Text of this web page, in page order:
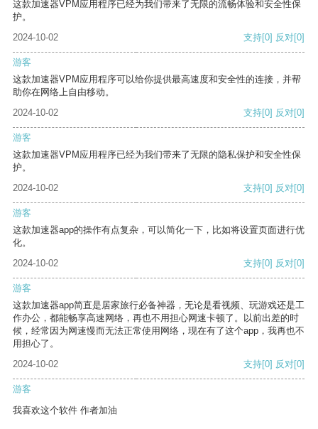
这款加速器VPM应用程序已经为我们带来了无限的流畅体验和安全性保
护。
2024-10-02
支持[0] 反对[0]
游客
这款加速器VPM应用程序可以给你提供最高速度和安全性的连接，并帮
助你在网络上自由移动。
2024-10-02
支持[0] 反对[0]
游客
这款加速器VPM应用程序已经为我们带来了无限的隐私保护和安全性保
护。
2024-10-02
支持[0] 反对[0]
游客
这款加速器app的操作有点复杂，可以简化一下，比如将设置页面进行优
化。
2024-10-02
支持[0] 反对[0]
游客
这款加速器app简直是居家旅行必备神器，无论是看视频、玩游戏还是工
作办公，都能畅享高速网络，再也不用担心网速卡顿了。以前出差的时
候，经常因为网速慢而无法正常使用网络，现在有了这个app，我再也不
用担心了。
2024-10-02
支持[0] 反对[0]
游客
我喜欢这个软件 作者加油